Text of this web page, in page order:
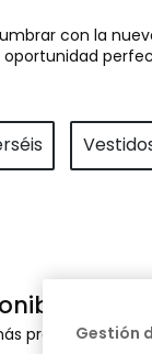
con la
oportunidad
productos a
Gestión